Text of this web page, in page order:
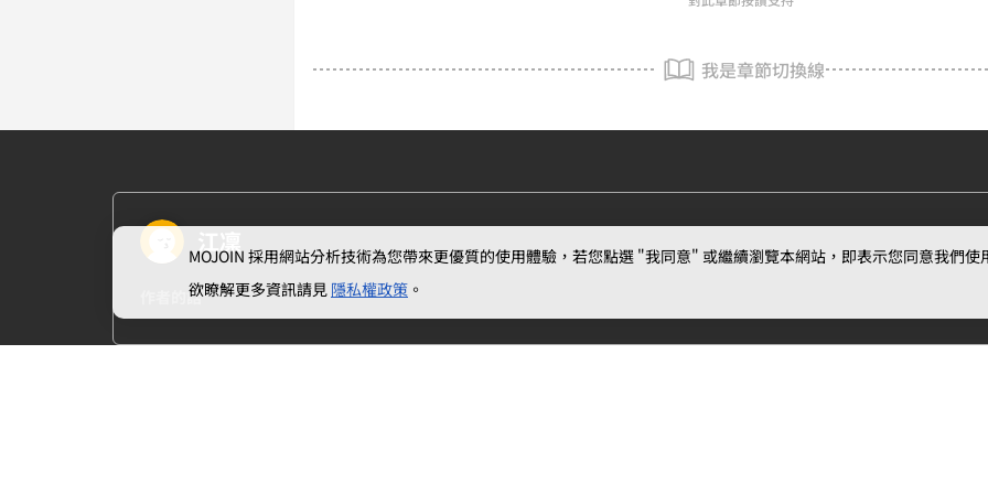
我是章節切換線
作者的話
MOJOIN 採用網站分析技術為您帶來更優質的使用體驗，若您點選 "我同意" 或繼續瀏覽本網站，即表示您同意我們使
欲瞭解更多資訊請見 隱私權政策 。